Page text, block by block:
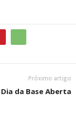
Próximo artigo
Dia da Base Aberta